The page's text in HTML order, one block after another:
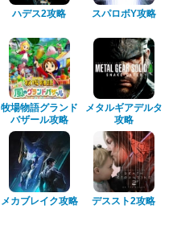
ハデス2攻略 スパロボY攻略
牧場物語グランド
バザール攻略
メタルギアデルタ
攻略
メカブレイク攻略 デススト2攻略